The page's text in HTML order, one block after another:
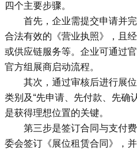
四个主要步骤。
首先，企业需提交申请并
合法有效的《营业执照》，且
或供应链服务等。企业可通过
官方组展商启动流程。
其次，通过审核后进行展
类别及“先申请、先付款、先确
是获得理想位置的关键。
第三步是签订合同与支付
委会签订《展位租赁合同》，